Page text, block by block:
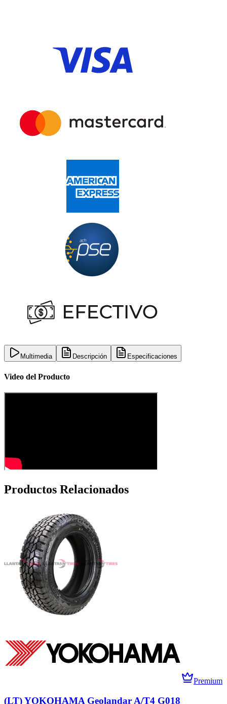
Multimedia Descripción Especificaciones
Video del Producto
Productos Relacionados
Premium
(LT) YOKOHAMA Geolandar A/T4 G018